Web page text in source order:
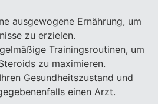
ausgewogene Ernährung, um
zu erzielen.
Trainingsroutinen, um
zu maximieren.
Gesundheitszustand und
einen Arzt.